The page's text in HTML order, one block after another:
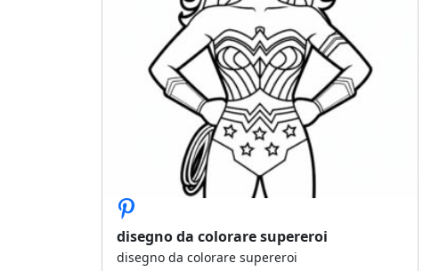
disegno da colorare supereroi
disegno da colorare supereroi